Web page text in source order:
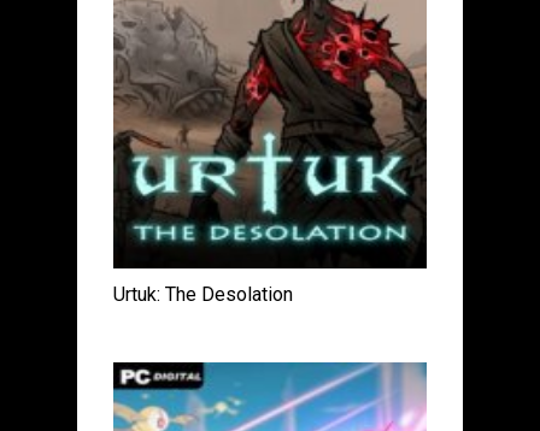
Urtuk: The Desolation